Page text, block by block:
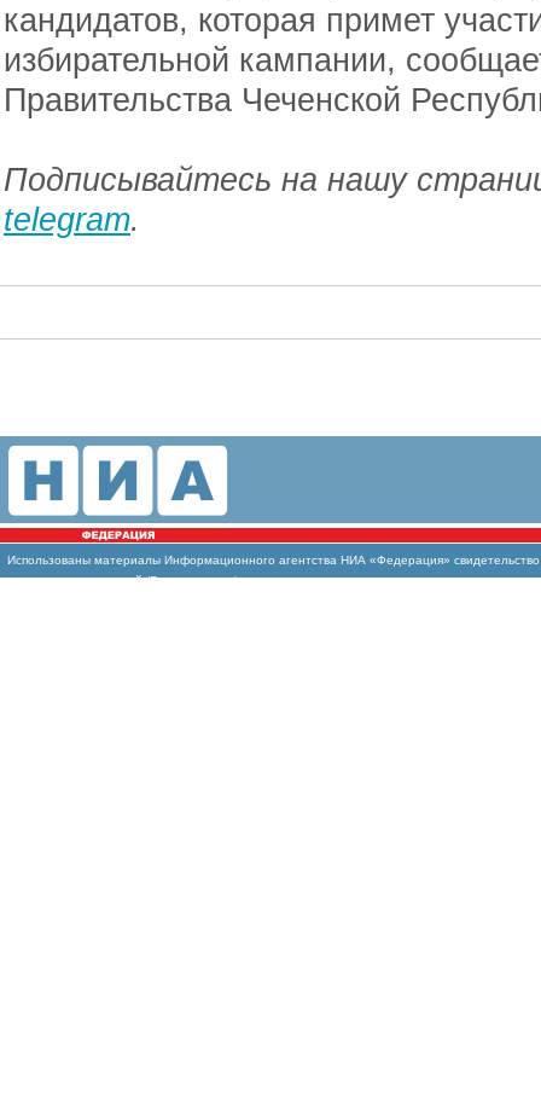
кандидатов, которая примет
избирательной кампании,
Правительства Чеченской
Подписывайтесь на нашу
telegram.
Использованы материалы Информационного агентства НИА «Федерация»
массовых коммуникаций (Роскомнадзор)